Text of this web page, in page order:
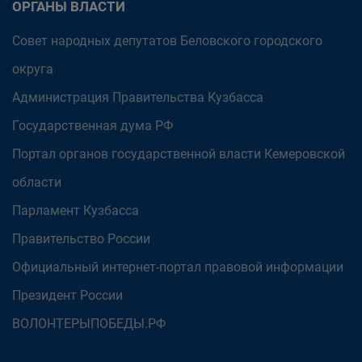
ОРГАНЫ ВЛАСТИ
Совет народных депутатов Беловского городского
округа
Администрация Правительства Кузбасса
Государственная дума РФ
Портал органов государственной власти Кемеровской
области
Парламент Кузбасса
Правительство России
Официальный интернет-портал правовой информации
Президент России
ВОЛОНТЕРЫПОБЕДЫ.РФ